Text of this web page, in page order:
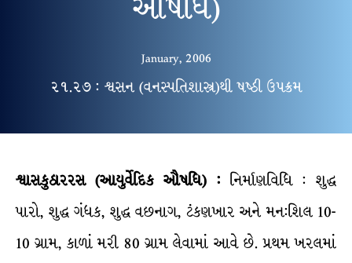
January, 2006
૨૧.૨૭ : શ્વસન (વનસ્પતિશાસ્ત્ર)થી ષષ્ઠી ઉપક્રમ
શ્વાસકુઠારરસ(આયુર્વેદિક ઔષધિ) : નિર્માણવિધિ : શુદ્ધ
પારો, શુદ્ધ ગંધક, શુદ્ધ વછનાગ, ટંકણખાર અને મન:શિલ 10-
10 ગ્રામ, કાળાં મરી 80 ગ્રામ લેવામાં આવે છે. પ્રથમ ખરલમાં